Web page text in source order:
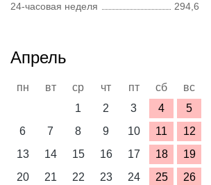
24-часовая неделя
294,6
Апрель
пн вт ср чт пт сб
вс
1
2 3 4
5
6
7 8 9 10 11
12
13
14 15 16 17 18
19
20
21 22 23 24 25
26